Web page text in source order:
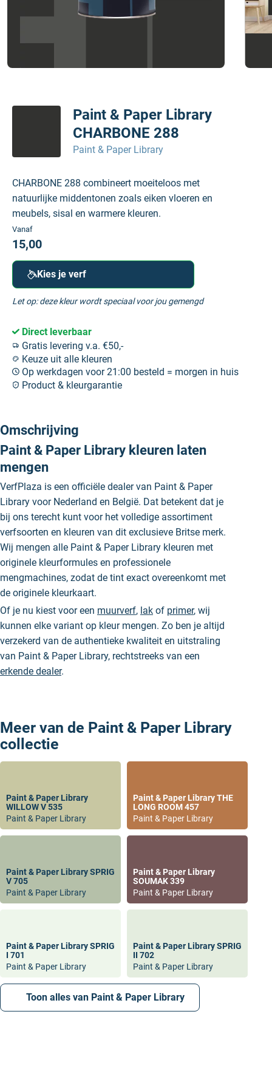
Paint & Paper Library
CHARBONE 288
Paint & Paper Library
CHARBONE 288 combineert moeiteloos met
natuurlijke middentonen zoals eiken vloeren en
meubels, sisal en warmere kleuren.
Vanaf
15,00
Kies je verf
Let op: deze kleur wordt speciaal voor jou gemengd
Direct leverbaar
Gratis levering v.a. €50,-
Keuze uit alle kleuren
Op werkdagen voor 21:00 besteld = morgen in huis
Product & kleurgarantie
Omschrijving
Paint & Paper Library kleuren laten
mengen
VerfPlaza is een officiële dealer van Paint & Paper
Library voor Nederland en België. Dat betekent dat je
bij ons terecht kunt voor het volledige assortiment
verfsoorten en kleuren van dit exclusieve Britse merk.
Wij mengen alle Paint & Paper Library kleuren met
originele kleurformules en professionele
mengmachines, zodat de tint exact overeenkomt met
de originele kleurkaart.
Of je nu kiest voor een muurverf, lak of primer, wij
kunnen elke variant op kleur mengen. Zo ben je altijd
verzekerd van de authentieke kwaliteit en uitstraling
van Paint & Paper Library, rechtstreeks van een
erkende dealer.
Meer van de Paint & Paper Library
collectie
Paint & Paper Library
WILLOW V 535
Paint & Paper Library
Paint & Paper Library THE
LONG ROOM 457
Paint & Paper Library
Paint & Paper Library SPRIG
V 705
Paint & Paper Library
Paint & Paper Library
SOUMAK 339
Paint & Paper Library
Paint & Paper Library SPRIG
I 701
Paint & Paper Library
Paint & Paper Library SPRIG
II 702
Paint & Paper Library
Toon alles van Paint & Paper Library